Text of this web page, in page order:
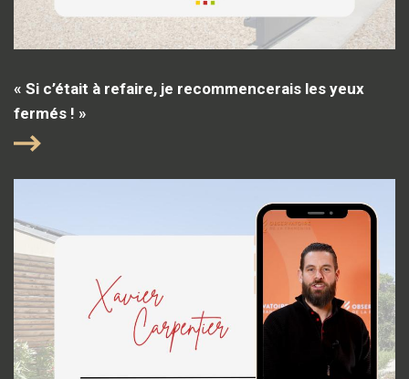
« Si c’était à refaire, je recommencerais les yeux
fermés ! »